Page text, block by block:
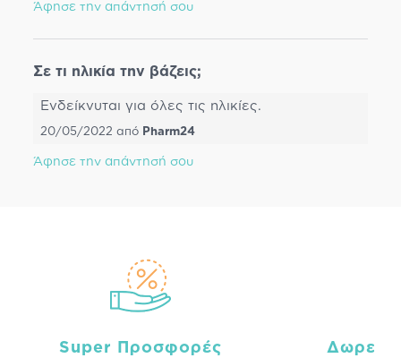
Άφησε την απάντησή σου
Σε τι ηλικία την βάζεις;
Eνδείκνυται για όλες τις ηλικίες.
20/05/2022 από Pharm24
Άφησε την απάντησή σου
Super Προσφορές Δωρεάν